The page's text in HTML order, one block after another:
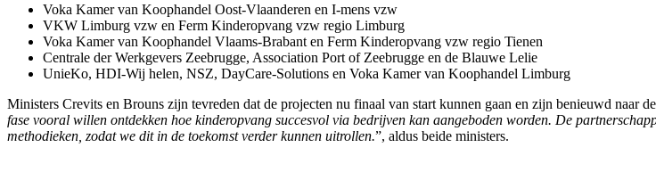
Voka Kamer van Koophandel Oost-Vlaanderen en I-mens vzw
VKW Limburg vzw en Ferm Kinderopvang vzw regio Limburg
Voka Kamer van Koophandel Vlaams-Brabant en Ferm Kinderopvang vzw regio Tienen
Centrale der Werkgevers Zeebrugge, Association Port of Zeebrugge en de Blauwe Lelie
UnieKo, HDI-Wij helen, NSZ, DayCare-Solutions en Voka Kamer van Koophandel Limburg
Ministers Crevits en Brouns zijn tevreden dat de projecten nu finaal van start kunnen gaan en zijn benieuwd naar
fase vooral willen ontdekken hoe kinderopvang succesvol via bedrijven kan aangeboden worden. De
methodieken, zodat we dit in de toekomst verder kunnen uitrollen.”, aldus beide ministers.